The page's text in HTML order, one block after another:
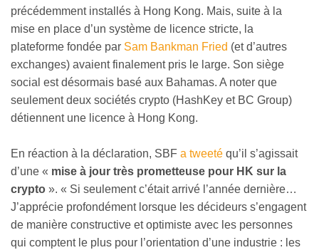
précédemment installés à Hong Kong. Mais, suite à la
mise en place d’un système de licence stricte, la
plateforme fondée par Sam Bankman Fried (et d’autres
exchanges) avaient finalement pris le large. Son siège
social est désormais basé aux Bahamas. A noter que
seulement deux sociétés crypto (HashKey et BC Group)
détiennent une licence à Hong Kong.
En réaction à la déclaration, SBF a tweeté qu’il s’agissait
d’une « mise à jour très prometteuse pour HK sur la
crypto ». « Si seulement c’était arrivé l’année dernière…
J’apprécie profondément lorsque les décideurs s’engagent
de manière constructive et optimiste avec les personnes
qui comptent le plus pour l’orientation d’une industrie : les